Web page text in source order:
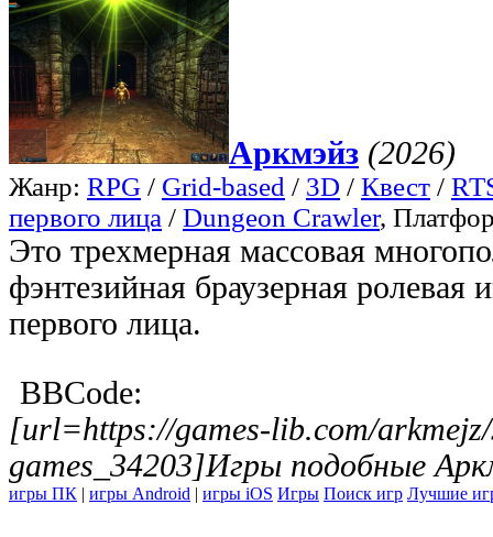
Аркмэйз (2026)
Жанр: RPG / Grid-based / 3D / Квест /
первого лица / Dungeon Crawler,
Это трехмерная массовая
фэнтезийная браузерная ролевая
первого лица.
BBCode:
[url=https://games-lib.com/
games_34203]Игры подобные
игры ПК | игры Android | игры iOS Игры Поиск игр Лучшие